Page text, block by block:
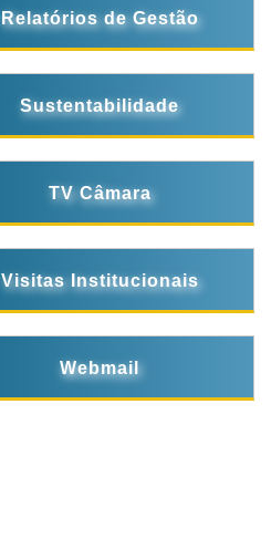
Relatórios de Gestão
Sustentabilidade
TV Câmara
Visitas Institucionais
Webmail